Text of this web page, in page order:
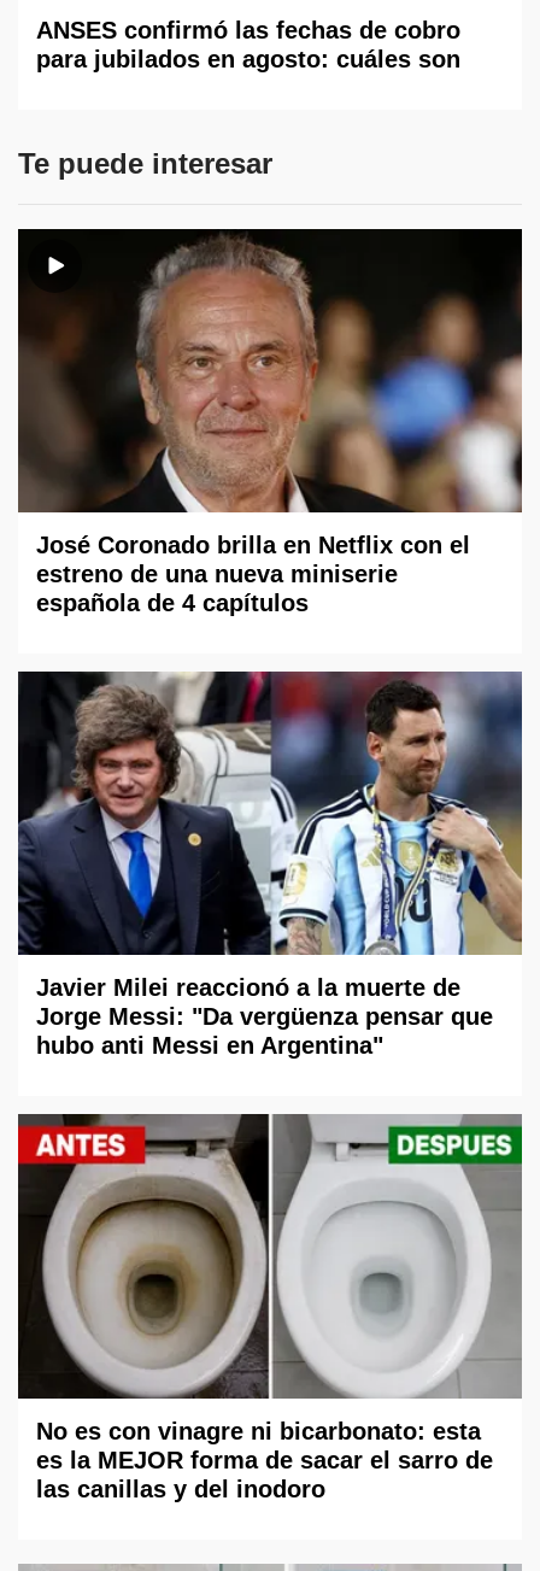
ANSES confirmó las fechas de cobro
para jubilados en agosto: cuáles son
Te puede interesar
José Coronado brilla en Netflix con el
estreno de una nueva miniserie
española de 4 capítulos
Javier Milei reaccionó a la muerte de
Jorge Messi: "Da vergüenza pensar que
hubo anti Messi en Argentina"
No es con vinagre ni bicarbonato: esta
es la MEJOR forma de sacar el sarro de
las canillas y del inodoro